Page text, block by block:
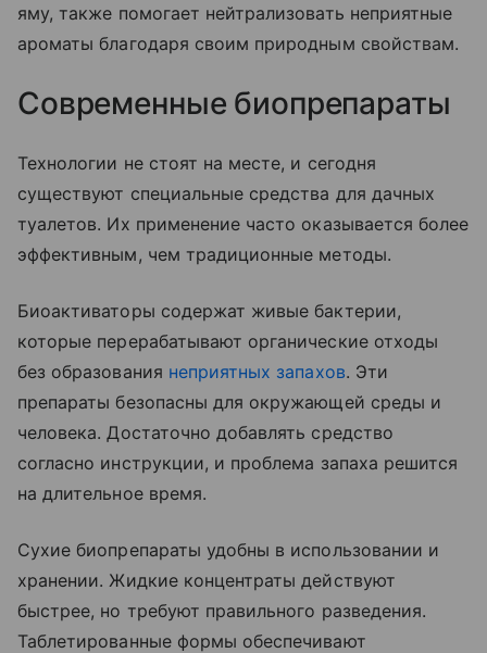
яму, также помогает нейтрализовать неприятные
ароматы благодаря своим природным свойствам.
Современные биопрепараты
Технологии не стоят на месте, и сегодня
существуют специальные средства для дачных
туалетов. Их применение часто оказывается более
эффективным, чем традиционные методы.
Биоактиваторы содержат живые бактерии,
которые перерабатывают органические отходы
без образования неприятных запахов. Эти
препараты безопасны для окружающей среды и
человека. Достаточно добавлять средство
согласно инструкции, и проблема запаха решится
на длительное время.
Сухие биопрепараты удобны в использовании и
хранении. Жидкие концентраты действуют
быстрее, но требуют правильного разведения.
Таблетированные формы обеспечивают